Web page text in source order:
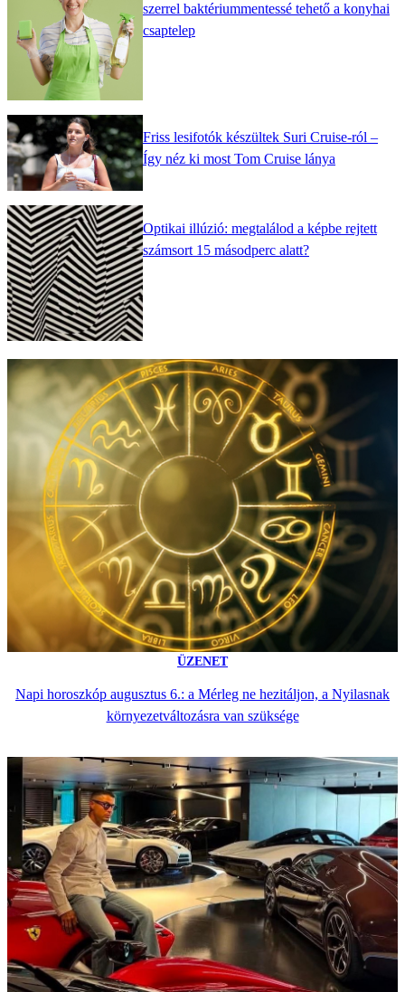
szerrel baktériummentessé tehető a konyhai
csaptelep
Friss lesifotók készültek Suri Cruise-ról –
Így néz ki most Tom Cruise lánya
Optikai illúzió: megtalálod a képbe rejtett
számsort 15 másodperc alatt?
ÜZENET
Napi horoszkóp augusztus 6.: a Mérleg ne hezitáljon, a Nyilasnak
környezetváltozásra van szüksége